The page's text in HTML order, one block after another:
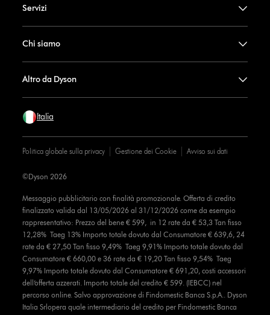
Servizi
Chi siamo
Altro da Dyson
Italia
Politica globale sulla privacy Gestione dei Cookie Avviso sui dati
Messaggio pubblicitario con finalità promozionale. Offerta di credito
finalizzato valida dal 13/05/2026 al 31/12/2026 come da esempio
rappresentativo: Prezzo del bene € 599, in 12 rate da € 53,3 Tan fisso
12,28% Taeg 13% Importo totale dovuto dal Consumatore € 639,6, 24
rate da € 27,50 Tan fisso 9,49% Taeg 9,91% Importo totale dovuto dal
Consumatore € 660,00 e 36 rate da € 19,20 Tan fisso 9,54% Taeg
9,97% Importo totale dovuto dal Consumatore € 691,20, costi accessori
dell’offerta azzerati. Importo totale del credito € 599. (IEBCC) nel
percorso online. Salvo approvazione di Findomestic Banca S.p.A.. Dyson
Italia Srlopera quale intermediario del credito per Findomestic Banca
©Dyson 2026